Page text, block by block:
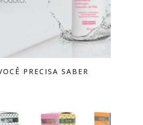
PRECISA SABER